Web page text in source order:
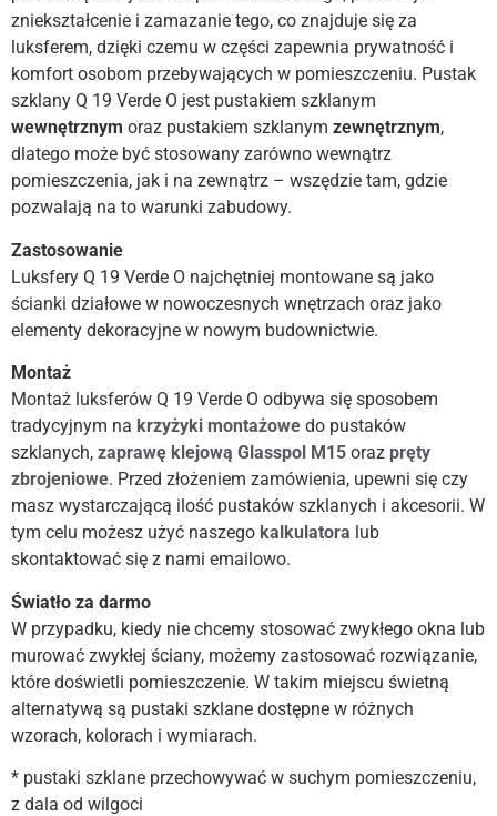
zniekształcenie i zamazanie tego, co znajduje się za
luksferem, dzięki czemu w części zapewnia prywatność i
komfort osobom przebywających w pomieszczeniu. Pustak
szklany Q 19 Verde O jest pustakiem szklanym
wewnętrznym oraz pustakiem szklanym zewnętrznym,
dlatego może być stosowany zarówno wewnątrz
pomieszczenia, jak i na zewnątrz – wszędzie tam, gdzie
pozwalają na to warunki zabudowy.
Zastosowanie
Luksfery Q 19 Verde O najchętniej montowane są jako
ścianki działowe w nowoczesnych wnętrzach oraz jako
elementy dekoracyjne w nowym budownictwie.
Montaż
Montaż luksferów Q 19 Verde O odbywa się sposobem
tradycyjnym na krzyżyki montażowe do pustaków
szklanych, zaprawę klejową Glasspol M15 oraz pręty
zbrojeniowe. Przed złożeniem zamówienia, upewni się czy
masz wystarczającą ilość pustaków szklanych i akcesorii. W
tym celu możesz użyć naszego kalkulatora lub
skontaktować się z nami emailowo.
Światło za darmo
W przypadku, kiedy nie chcemy stosować zwykłego okna lub
murować zwykłej ściany, możemy zastosować rozwiązanie,
które doświetli pomieszczenie. W takim miejscu świetną
alternatywą są pustaki szklane dostępne w różnych
wzorach, kolorach i wymiarach.
* pustaki szklane przechowywać w suchym pomieszczeniu,
z dala od wilgoci